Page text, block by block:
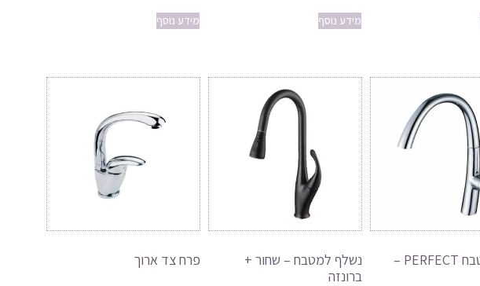
מידע נוסף מידע נוסף
פרח למטבח PERFECT –
נשלף למטבח – שחור +
ברונזה
פרח צד ארוך